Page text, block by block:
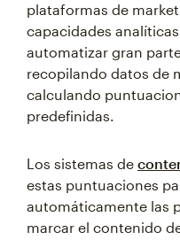
plataformas de
capacidades
automatizar gran
recopilando datos de
calculando
predefinidas.
Los sistemas de
estas puntuaciones
automáticamente las
marcar el contenido